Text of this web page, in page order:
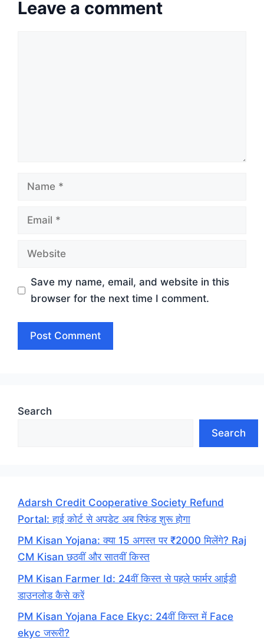
Leave a comment
Name
Email
Website
Save my name, email, and website in this
browser for the next time I comment.
Search
Search
Adarsh Credit Cooperative Society Refund
Portal: हाई कोर्ट से अपडेट अब रिफंड शुरू होगा
PM Kisan Yojana: क्या 15 अगस्त पर ₹2000 मिलेंगे? Raj
CM Kisan छठवीं और सातवीं किस्त
PM Kisan Farmer Id: 24वीं किस्त से पहले फार्मर आईडी
डाउनलोड कैसे करें
PM Kisan Yojana Face Ekyc: 24वीं किस्त में Face
ekyc जरूरी?